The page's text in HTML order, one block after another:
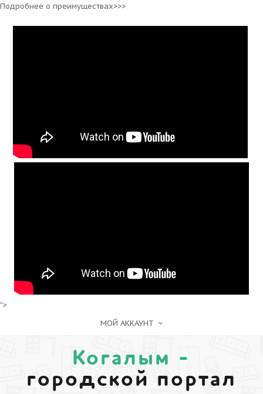
Подробнее о преимуществах>>>
">
МОЙ АККАУНТ
Когалым -
городской портал